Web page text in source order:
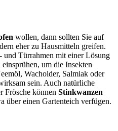
wollen, dann sollten Sie auf
eher zu Hausmitteln greifen.
und Türrahmen mit einer Lösung
um die Insekten
Wacholder, Salmiak oder
sein. Auch natürliche
Frösche können Stinkwanzen
über einen Gartenteich verfügen.